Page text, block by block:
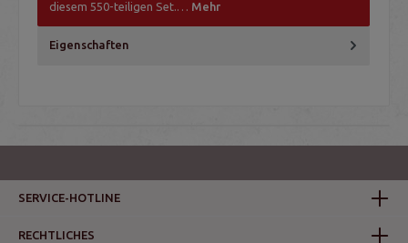
diesem 550-teiligen Set.… Mehr
Eigenschaften
SERVICE-HOTLINE
RECHTLICHES